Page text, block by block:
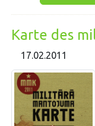
Karte des
17.02.2011